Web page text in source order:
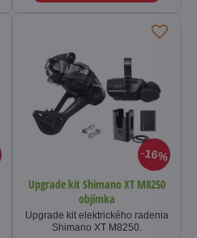
16%
Upgrade kit Shimano XT M8250
objímka
Upgrade kit elektrického radenia
Shimano XT M8250.